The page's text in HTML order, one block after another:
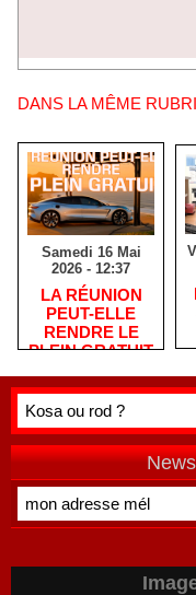
DANS LA MÊME
Samedi 16 Mai
2026 - 12:37
​LA RÉUNION
PEUT-ELLE
RENDRE LE
PLEIN GRATUIT